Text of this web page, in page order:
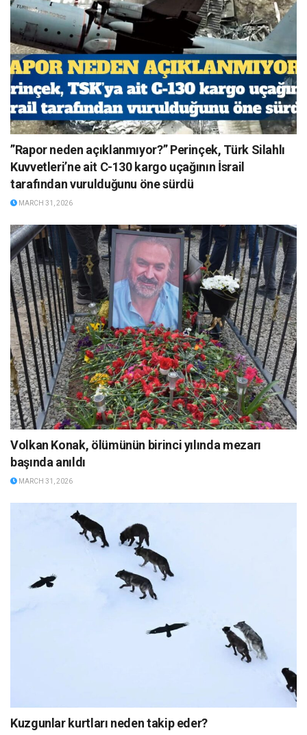
”Rapor neden açıklanmıyor?” Perinçek, Türk Silahlı
Kuvvetleri’ne ait C-130 kargo uçağının İsrail
tarafından vurulduğunu öne sürdü
MARCH 31, 2026
Volkan Konak, ölümünün birinci yılında mezarı
başında anıldı
MARCH 31, 2026
Kuzgunlar kurtları neden takip eder?